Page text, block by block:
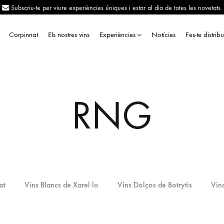
Subscriu-te per viure experiències úniques i estar al dia de totes les novetats.
Corpinnat Els nostres vins Experiències Notícies Fes-te
RNG
Vins Blancs de Xarel·lo Vins Dolços de Botrytis